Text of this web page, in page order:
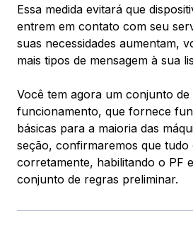
Essa medida evitará que
entrem em contato com seu
suas necessidades aumentam,
mais tipos de mensagem à sua
Você tem agora um conjunto de
funcionamento, que fornece
básicas para a maioria das
seção, confirmaremos que tudo
corretamente, habilitando o PF
conjunto de regras preliminar.